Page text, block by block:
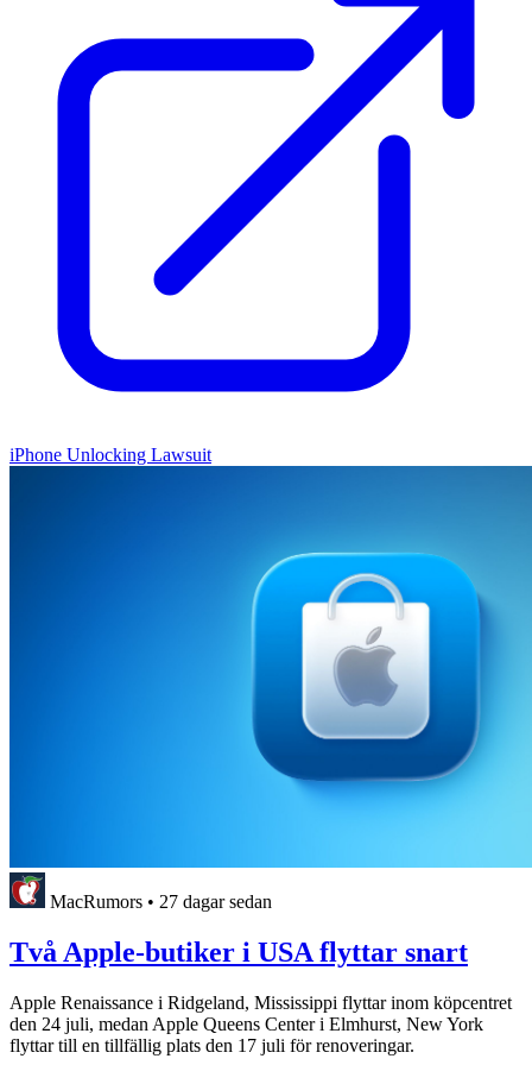
iPhone Unlocking Lawsuit
MacRumors • 27 dagar sedan
Två Apple-butiker i USA flyttar snart
Apple Renaissance i Ridgeland, Mississippi flyttar inom köpcentret
den 24 juli, medan Apple Queens Center i Elmhurst, New York
flyttar till en tillfällig plats den 17 juli för renoveringar.